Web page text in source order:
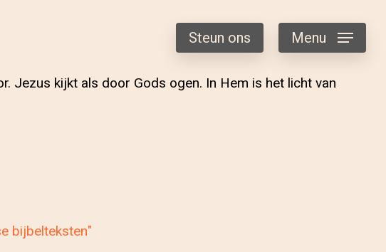
Steun ons Menu
Jezus kijkt als door Gods ogen. In Hem is het licht van
bijbelteksten"